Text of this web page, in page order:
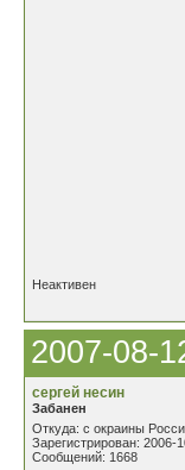
Неактивен
2007-08-
сергей несин
Забанен
Откуда: с окраины
Зарегистрирован: 2006-
Сообщений: 1668